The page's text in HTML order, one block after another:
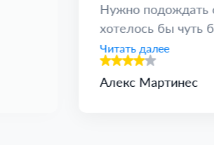
Нужно подождать
хотелось бы чуть
результат
Читать далее
Алекс Мартинес